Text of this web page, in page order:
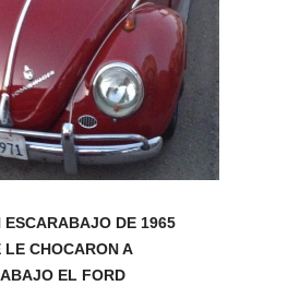
ESCARABAJO DE 1965
CHOCARON A
EL FORD